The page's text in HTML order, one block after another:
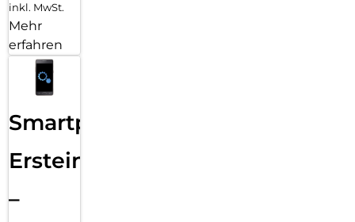
inkl. MwSt.
Mehr
erfahren
Smartphone
Ersteinrichtung
–